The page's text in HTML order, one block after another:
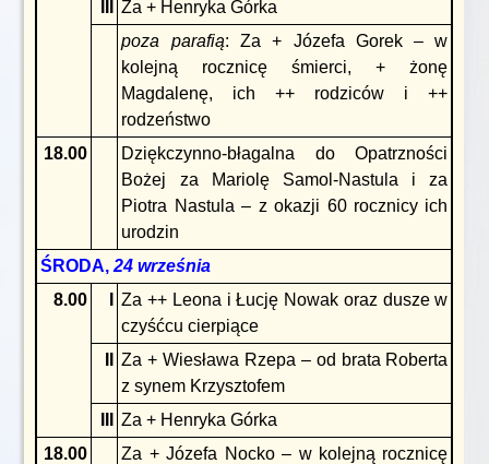
Za + Henryka Górka
poza parafią: Za + Józefa Gorek – w
kolejną rocznicę śmierci, + żonę
Magdalenę, ich ++ rodziców i ++
rodzeństwo
18.00
Dziękczynno-błagalna do Opatrzności
Bożej za Mariolę Samol-Nastula i za
Piotra Nastula – z okazji 60 rocznicy ich
urodzin
ŚRODA,24 września
8.00
Za ++ Leona i Łucję Nowak oraz dusze w
czyśćcu cierpiące
Za + Wiesława Rzepa – od brata Roberta
z synem Krzysztofem
Za + Henryka Górka
18.00
Za + Józefa Nocko – w kolejną rocznicę